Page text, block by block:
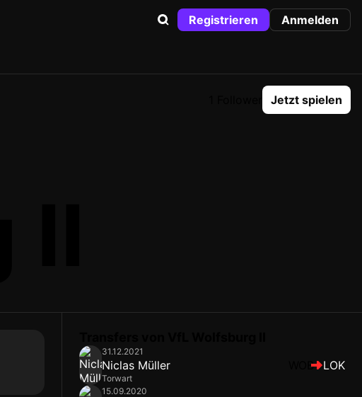
Registrieren Anmelden
Jetzt spielen
31.12.2021
Niclas Müller
Torwart
WOB LOK
15.09.2020